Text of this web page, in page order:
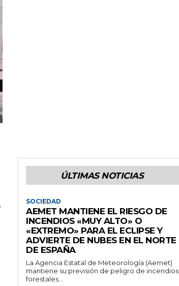
ÚLTIMAS NOTICIAS
SOCIEDAD
AEMET MANTIENE EL RIESGO DE
INCENDIOS «MUY ALTO» O
«EXTREMO» PARA EL ECLIPSE Y
ADVIERTE DE NUBES EN EL NORTE
DE ESPAÑA
La Agencia Estatal de Meteorología (Aemet)
mantiene su previsión de peligro de incendios
forestales...